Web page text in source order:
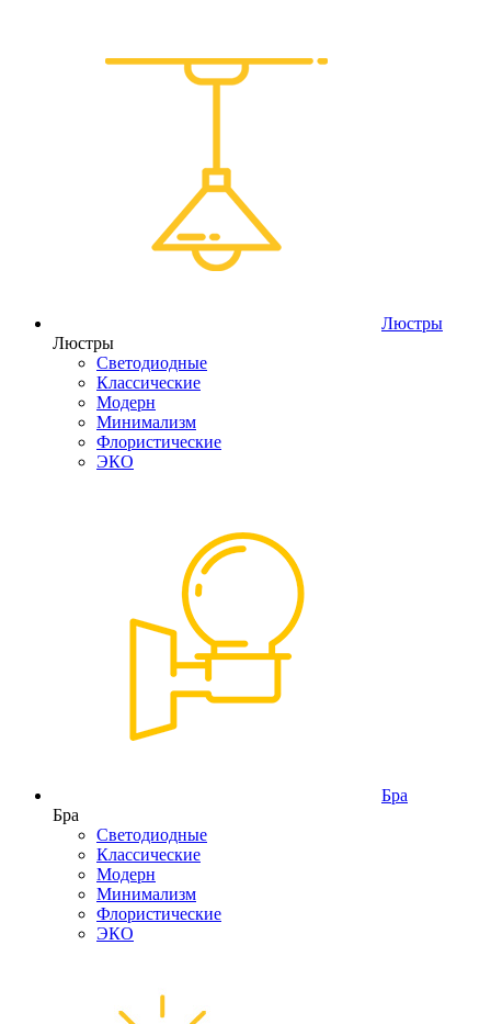
Люстры
Люстры
Светодиодные
Классические
Модерн
Минимализм
Флористические
ЭКО
Бра
Бра
Светодиодные
Классические
Модерн
Минимализм
Флористические
ЭКО